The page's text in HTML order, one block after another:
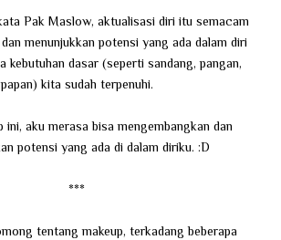
Pak Maslow, aktualisasi diri itu semacam
menunjukkan potensi yang ada dalam diri
kebutuhan dasar (seperti sandang, pangan,
papan) kita sudah terpenuhi.
ini, aku merasa bisa mengembangkan dan
potensi yang ada di dalam diriku. :D
***
tentang makeup, terkadang beberapa